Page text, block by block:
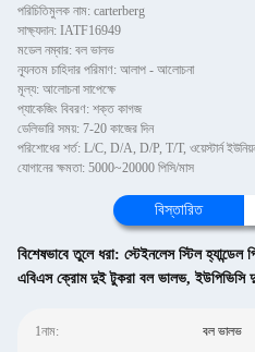
পরিচিতিমুলক নাম: carterberg
সাক্ষ্যদান: IATF16949
মডেল নম্বার: বল ভালভ
ন্যূনতম চাহিদার পরিমাণ: আলাপ - আলোচনা
মূল্য: আলোচনা সাপেক্ষে
প্যাকেজিং বিবরণ: শক্ত কাগজ
ডেলিভারি সময়: 7-20 কাজের দিন
পরিশোধের শর্ত: L/C, D/A, D/P, T/T, ওয়েস্টার্ন
যোগানের ক্ষমতা: 5000~20000 পিসি/মাস
বিস্তারিত
বিশেষভাবে তুলে ধরা: স্টেইনলেস স্টিল হ্যান্ডেল
এবিএস ক্রোম দুই টুকরা বল ভালভ, ইউপিভিসি
1নাম: বল ভালভ